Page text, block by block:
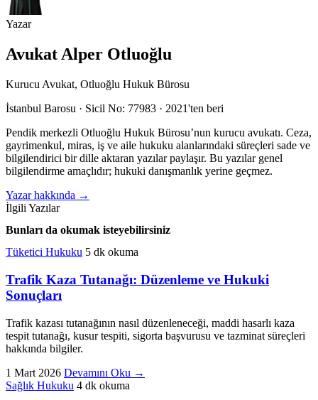
Yazar
Avukat Alper Otluoğlu
Kurucu Avukat, Otluoğlu Hukuk Bürosu
İstanbul Barosu · Sicil No: 77983 · 2021'ten beri
Pendik merkezli Otluoğlu Hukuk Bürosu’nun kurucu avukatı. Ceza,
gayrimenkul, miras, iş ve aile hukuku alanlarındaki süreçleri sade ve
bilgilendirici bir dille aktaran yazılar paylaşır. Bu yazılar genel
bilgilendirme amaçlıdır; hukuki danışmanlık yerine geçmez.
Yazar hakkında →
İlgili Yazılar
Bunları da okumak isteyebilirsiniz
Tüketici Hukuku 5 dk okuma
Trafik Kaza Tutanağı: Düzenleme ve Hukuki
Sonuçları
Trafik kazası tutanağının nasıl düzenleneceği, maddi hasarlı kaza
tespit tutanağı, kusur tespiti, sigorta başvurusu ve tazminat süreçleri
hakkında bilgiler.
1 Mart 2026 Devamını Oku →
Sağlık Hukuku 4 dk okuma